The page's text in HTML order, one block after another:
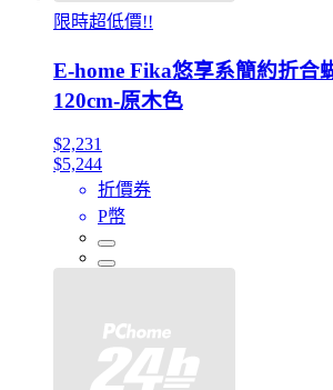
限時超低價!!
E-home Fika悠享系簡約折合
120cm-原木色
$2,231
$5,244
折價券
P幣